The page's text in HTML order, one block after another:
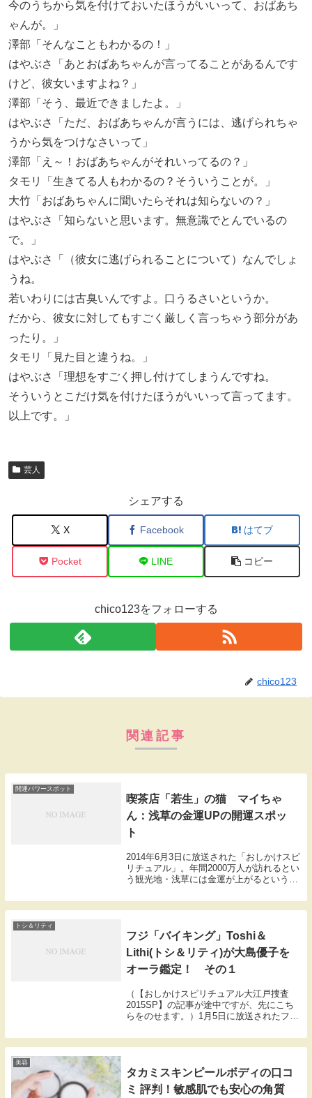
今のうちから気を付けておいたほうがいいって、おばあち
ゃんが。」
澤部「そんなこともわかるの！」
はやぶさ「あとおばあちゃんが言ってることがあるんです
けど、彼女いますよね？」
澤部「そう、最近できましたよ。」
はやぶさ「ただ、おばあちゃんが言うには、逃げられちゃ
うから気をつけなさいって」
澤部「え～！おばあちゃんがそれいってるの？」
タモリ「生きてる人もわかるの？そういうことが。」
大竹「おばあちゃんに聞いたらそれは知らないの？」
はやぶさ「知らないと思います。無意識でとんでいるの
で。」
はやぶさ「（彼女に逃げられることについて）なんでしょ
うね。
若いわりには古臭いんですよ。口うるさいというか。
だから、彼女に対してもすごく厳しく言っちゃう部分があ
ったり。」
タモリ「見た目と違うね。」
はやぶさ「理想をすごく押し付けてしまうんですね。
そういうとこだけ気を付けたほうがいいって言ってます。
以上です。」
芸人
シェアする
X Facebook はてブ
Pocket LINE コピー
chico123をフォローする
chico123
関連記事
開運パワースポット
喫茶店「若生」の猫 マイちゃ
ん：浅草の金運UPの開運スポッ
ト
2014年6月3日に放送された「おしかけスピ
リチュアル」。年間2000万人が訪れるとい
う観光地・浅草には金運が上がるというス
ポットをランキング形式で紹介。『第2
位』【万馬券を当てまくる！？不思議な看
トシ＆リティ
フジ「バイキング」Toshi＆
Lithi(トシ＆リティ)が大島優子を
オーラ鑑定！ その１
（【おしかけスピリチュアル大江戸捜査
2015SP】の記事が途中ですが、先にこち
らをのせます。）1月5日に放送されたフジ
TAKAHIRO（EXILE）、すみれ、徳井健太
（平成ノブシコブシ） 、吉村崇（平成ノブ
美容
タカミスキンピールボディの口コ
ミ 評判！敏感肌でも安心の角質